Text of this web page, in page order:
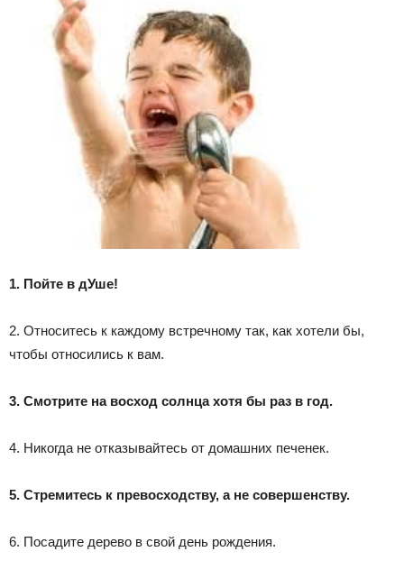
1. Пойте в дУше!
2. Относитесь к каждому встречному так, как хотели бы,
чтобы относились к вам.
3. Смотрите на восход солнца хотя бы раз в год.
4. Никогда не отказывайтесь от домашних печенек.
5. Стремитесь к превосходству, а не совершенству.
6. Посадите дерево в свой день рождения.